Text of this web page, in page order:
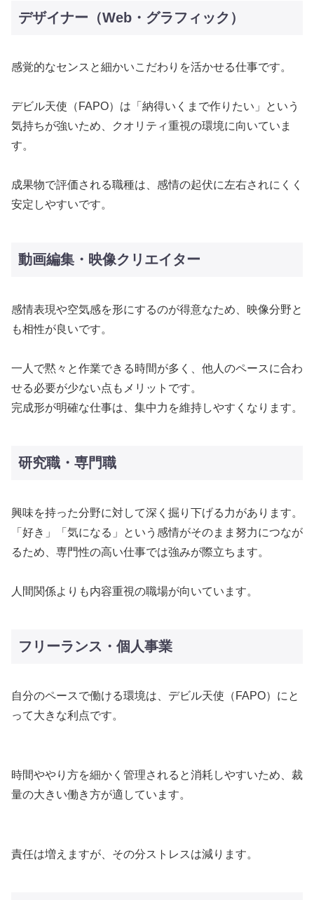
デザイナー（Web・グラフィック）
感覚的なセンスと細かいこだわりを活かせる仕事です。
デビル天使（FAPO）は「納得いくまで作りたい」という
気持ちが強いため、クオリティ重視の環境に向いていま
す。
成果物で評価される職種は、感情の起伏に左右されにくく
安定しやすいです。
動画編集・映像クリエイター
感情表現や空気感を形にするのが得意なため、映像分野と
も相性が良いです。
一人で黙々と作業できる時間が多く、他人のペースに合わ
せる必要が少ない点もメリットです。
完成形が明確な仕事は、集中力を維持しやすくなります。
研究職・専門職
興味を持った分野に対して深く掘り下げる力があります。
「好き」「気になる」という感情がそのまま努力につなが
るため、専門性の高い仕事では強みが際立ちます。
人間関係よりも内容重視の職場が向いています。
フリーランス・個人事業
自分のペースで働ける環境は、デビル天使（FAPO）にと
って大きな利点です。
時間ややり方を細かく管理されると消耗しやすいため、裁
量の大きい働き方が適しています。
責任は増えますが、その分ストレスは減ります。